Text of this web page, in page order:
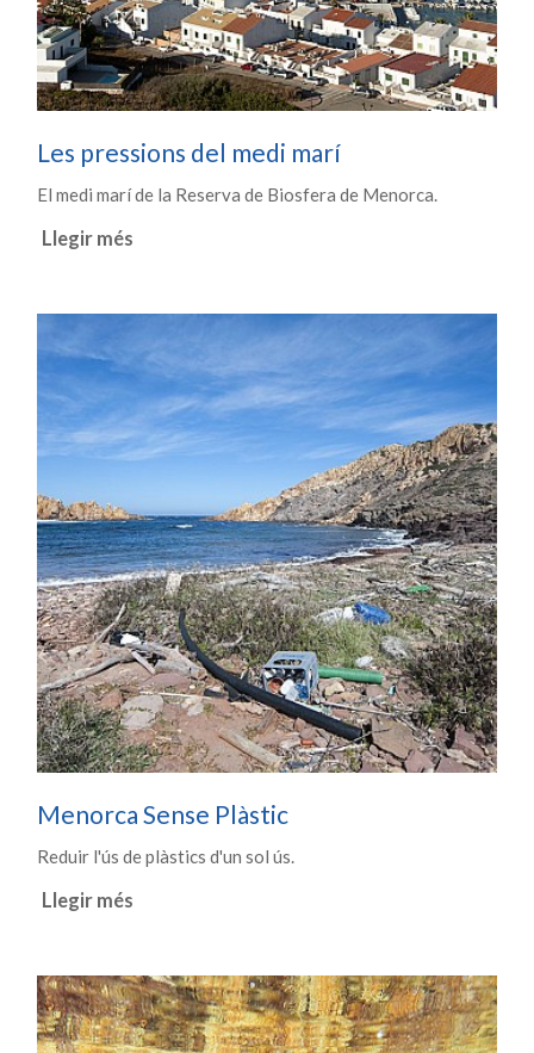
Les pressions del medi marí
El medi marí de la Reserva de Biosfera de Menorca.
Llegir més
Menorca Sense Plàstic
Reduir l'ús de plàstics d'un sol ús.
Llegir més